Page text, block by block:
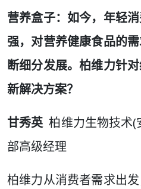
营养盒子：如今，年轻
强，对营养健康食品的
断细分发展。柏维力针
新解决方案？
甘秀英柏维力生物技术(
部高级经理
柏维力从消费者需求出